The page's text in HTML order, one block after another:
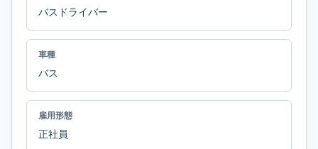
バスドライバー
車種
バス
雇用形態
正社員